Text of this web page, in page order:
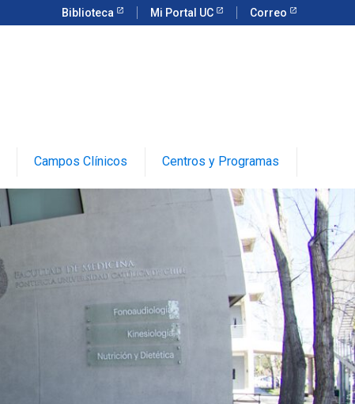
Biblioteca Mi Portal UC Correo
Campos Clínicos Centros y Programas